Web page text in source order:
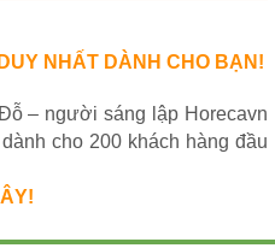
NHẤT DÀNH CHO BẠN!
– người sáng lập Horecavn
cho 200 khách hàng đầu